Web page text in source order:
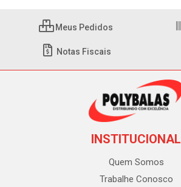
Meus Pedidos
Notas Fiscais
INSTITUCIONAL
Quem Somos
Trabalhe Conosco